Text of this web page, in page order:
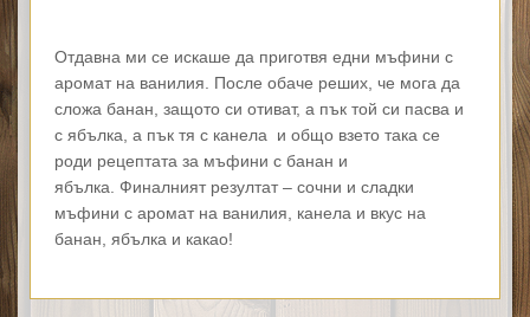
Отдавна ми се искаше да приготвя едни мъфини с
аромат на ванилия. После обаче реших, че мога да
сложа банан, защото си отиват, а пък той си пасва и
с ябълка, а пък тя с канела и общо взето така се
роди рецептата за мъфини с банан и
ябълка. Финалният резултат – сочни и сладки
мъфини с аромат на ванилия, канела и вкус на
банан, ябълка и какао!